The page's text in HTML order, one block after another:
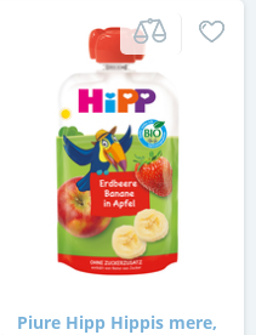
Piure Hipp Hippis mere,